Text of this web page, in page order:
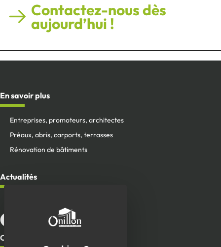
Contactez-nous dès
aujourd’hui !
En savoir plus
Entreprises, promoteurs, architectes
Préaux, abris, carports, terrasses
Rénovation de bâtiments
Actualités
Aller sur la page Facebook
ALler sur le compte Linkedin
Contacts